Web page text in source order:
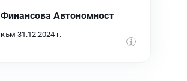
Финансова Автономност
към 31.12.2024 г.